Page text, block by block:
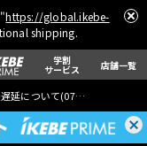
https://global.ikebe-
shipping.
学割
サービス 店舗一覧
延について(07月29日